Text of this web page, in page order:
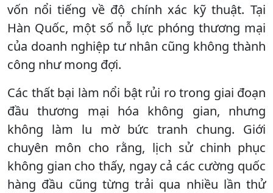
vốn nổi tiếng về độ chính xác kỹ thuật. Tại
Hàn Quốc, một số nỗ lực phóng thương mại
của doanh nghiệp tư nhân cũng không thành
công như mong đợi.
Các thất bại làm nổi bật rủi ro trong giai đoạn
đầu thương mại hóa không gian, nhưng
không làm lu mờ bức tranh chung. Giới
chuyên môn cho rằng, lịch sử chinh phục
không gian cho thấy, ngay cả các cường quốc
hàng đầu cũng từng trải qua nhiều lần thử